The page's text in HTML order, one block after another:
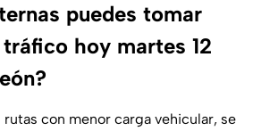
puedes tomar
hoy martes 12
rutas con menor carga vehicular, se